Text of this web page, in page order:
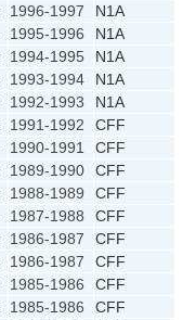
1996-1997
N1A
1995-1996
N1A
1994-1995
N1A
1993-1994
N1A
1992-1993
N1A
1991-1992
CFF
1990-1991
CFF
1989-1990
CFF
1988-1989
CFF
1987-1988
CFF
1986-1987
CFF
1986-1987
CFF
1985-1986
CFF
1985-1986
CFF